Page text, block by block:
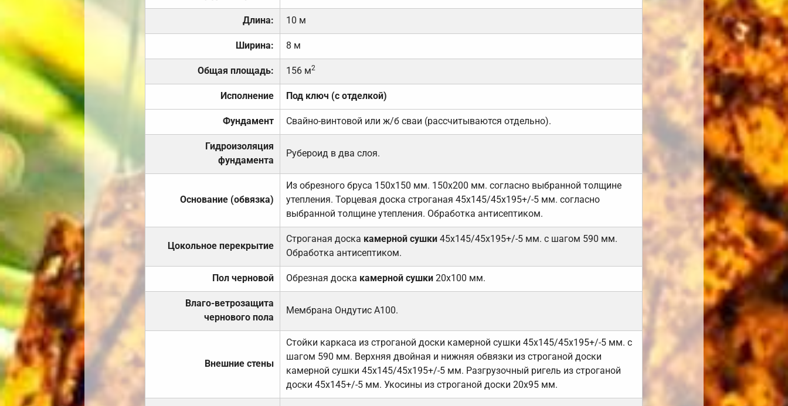
Длина: 10 м
Ширина: 8 м
Общая площадь: 156 м2
Исполнение Под ключ (с отделкой)
Фундамент Свайно-винтовой или ж/б сваи (рассчитываются отдельно).
Гидроизоляция
фундамента
Рубероид в два слоя.
Основание (обвязка)
Из обрезного бруса 150х150 мм. 150х200 мм. согласно выбранной толщине
утепления. Торцевая доска строганая 45х145/45х195+/-5 мм. согласно
выбранной толщине утепления. Обработка антисептиком.
Цокольное перекрытие
Строганая доска камерной сушки 45х145/45х195+/-5 мм. с шагом 590 мм.
Обработка антисептиком.
Пол черновой Обрезная доска камерной сушки20х100 мм.
Влаго-ветрозащита
чернового пола
Мембрана Ондутис А100.
Внешние стены
Стойки каркаса из строганой доски камерной сушки 45х145/45х195+/-5 мм. с
шагом 590 мм. Верхняя двойная и нижняя обвязки из строганой доски
камерной сушки 45х145/45х195+/-5 мм. Разгрузочный ригель из строганой
доски 45х145+/-5 мм. Укосины из строганой доски 20х95 мм.